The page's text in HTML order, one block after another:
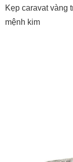
Kẹp caravat vàng
mệnh kim